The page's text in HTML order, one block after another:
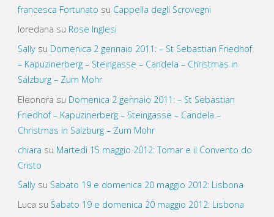
francesca Fortunato su Cappella degli Scrovegni
loredana su Rose Inglesi
Sallysu Domenica 2 gennaio 2011: – St Sebastian Friedhof
– Kapuzinerberg – Steingasse – Candela – Christmas in
Salzburg – Zum Mohr
Eleonora su Domenica 2 gennaio 2011: – St Sebastian
Friedhof – Kapuzinerberg – Steingasse – Candela –
Christmas in Salzburg – Zum Mohr
chiara su Martedì 15 maggio 2012: Tomar e il Convento do
Cristo
Sallysu Sabato 19 e domenica 20 maggio 2012: Lisbona
Luca su Sabato 19 e domenica 20 maggio 2012: Lisbona